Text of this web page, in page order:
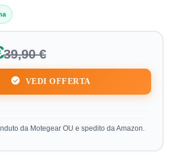
39,90 €
VEDI OFFERTA
da Motegear OU e spedito da Amazon.